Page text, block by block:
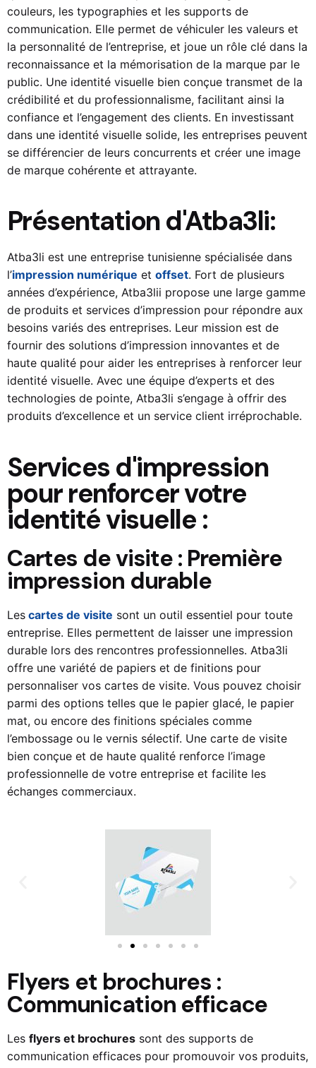
couleurs, les typographies et les supports de
communication. Elle permet de véhiculer les valeurs et
la personnalité de l’entreprise, et joue un rôle clé dans la
reconnaissance et la mémorisation de la marque par le
public. Une identité visuelle bien conçue transmet de la
crédibilité et du professionnalisme, facilitant ainsi la
confiance et l’engagement des clients. En investissant
dans une identité visuelle solide, les entreprises peuvent
se différencier de leurs concurrents et créer une image
de marque cohérente et attrayante.
Présentation d'Atba3li:
Atba3li est une entreprise tunisienne spécialisée dans
l’impression numérique et offset. Fort de plusieurs
années d’expérience, Atba3lii propose une large gamme
de produits et services d’impression pour répondre aux
besoins variés des entreprises. Leur mission est de
fournir des solutions d’impression innovantes et de
haute qualité pour aider les entreprises à renforcer leur
identité visuelle. Avec une équipe d’experts et des
technologies de pointe, Atba3li s’engage à offrir des
produits d’excellence et un service client irréprochable.
Services d'impression
pour renforcer votre
identité visuelle :
Cartes de visite : Première
impression durable
Les cartes de visite sont un outil essentiel pour toute
entreprise. Elles permettent de laisser une impression
durable lors des rencontres professionnelles. Atba3li
offre une variété de papiers et de finitions pour
personnaliser vos cartes de visite. Vous pouvez choisir
parmi des options telles que le papier glacé, le papier
mat, ou encore des finitions spéciales comme
l’embossage ou le vernis sélectif. Une carte de visite
bien conçue et de haute qualité renforce l’image
professionnelle de votre entreprise et facilite les
échanges commerciaux.
Flyers et brochures :
Communication efficace
Les flyers et brochures sont des supports de
communication efficaces pour promouvoir vos produits,